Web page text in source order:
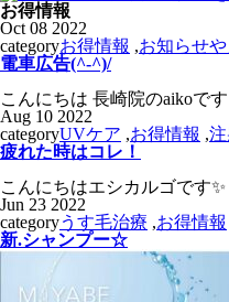
お得情報
Oct 08 2022
categoryお得情報 ,お知らせ
電車広告(^-^)/
こんにちは 長崎院のaikoで
Aug 10 2022
categoryUVケア ,お得情報 ,
疲れた時はコレ！
こんにちはエシカルゴです
Jun 23 2022
categoryうす毛治療 ,お得情報
新.シャンプー☆